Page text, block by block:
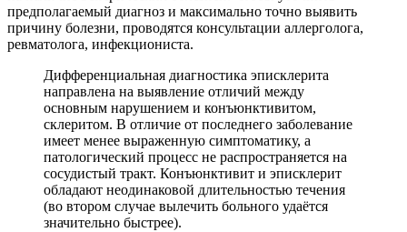
предполагаемый диагноз и максимально точно выявить
причину болезни, проводятся консультации аллерголога,
ревматолога, инфекциониста.
Дифференциальная диагностика эписклерита
направлена на выявление отличий между
основным нарушением и конъюнктивитом,
склеритом. В отличие от последнего заболевание
имеет менее выраженную симптоматику, а
патологический процесс не распространяется на
сосудистый тракт. Конъюнктивит и эписклерит
обладают неодинаковой длительностью течения
(во втором случае вылечить больного удаётся
значительно быстрее).